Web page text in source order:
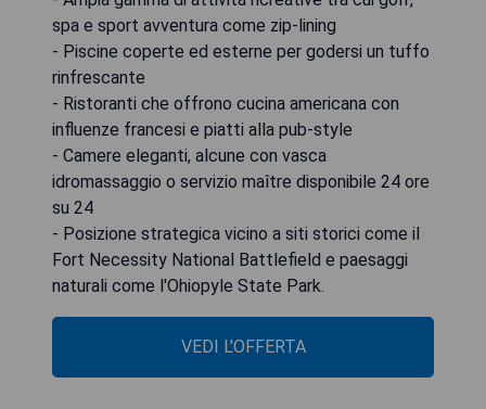
spa e sport avventura come zip-lining
- Piscine coperte ed esterne per godersi un tuffo
rinfrescante
- Ristoranti che offrono cucina americana con
influenze francesi e piatti alla pub-style
- Camere eleganti, alcune con vasca
idromassaggio o servizio maître disponibile 24 ore
su 24
- Posizione strategica vicino a siti storici come il
Fort Necessity National Battlefield e paesaggi
naturali come l'Ohiopyle State Park.
VEDI L'OFFERTA